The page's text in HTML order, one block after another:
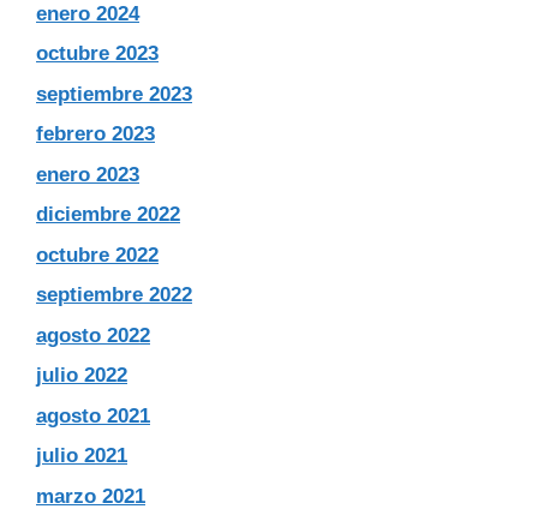
enero 2024
octubre 2023
septiembre 2023
febrero 2023
enero 2023
diciembre 2022
octubre 2022
septiembre 2022
agosto 2022
julio 2022
agosto 2021
julio 2021
marzo 2021